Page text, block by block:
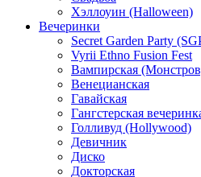
Хэллоуин (Halloween)
Вечеринки
Secret Garden Party
Vyrii Ethno Fusion Fest
Вампирская
Венецианская
Гавайская
Гангстерская
Голливуд (Hollywood)
Девичник
Диско
Докторская